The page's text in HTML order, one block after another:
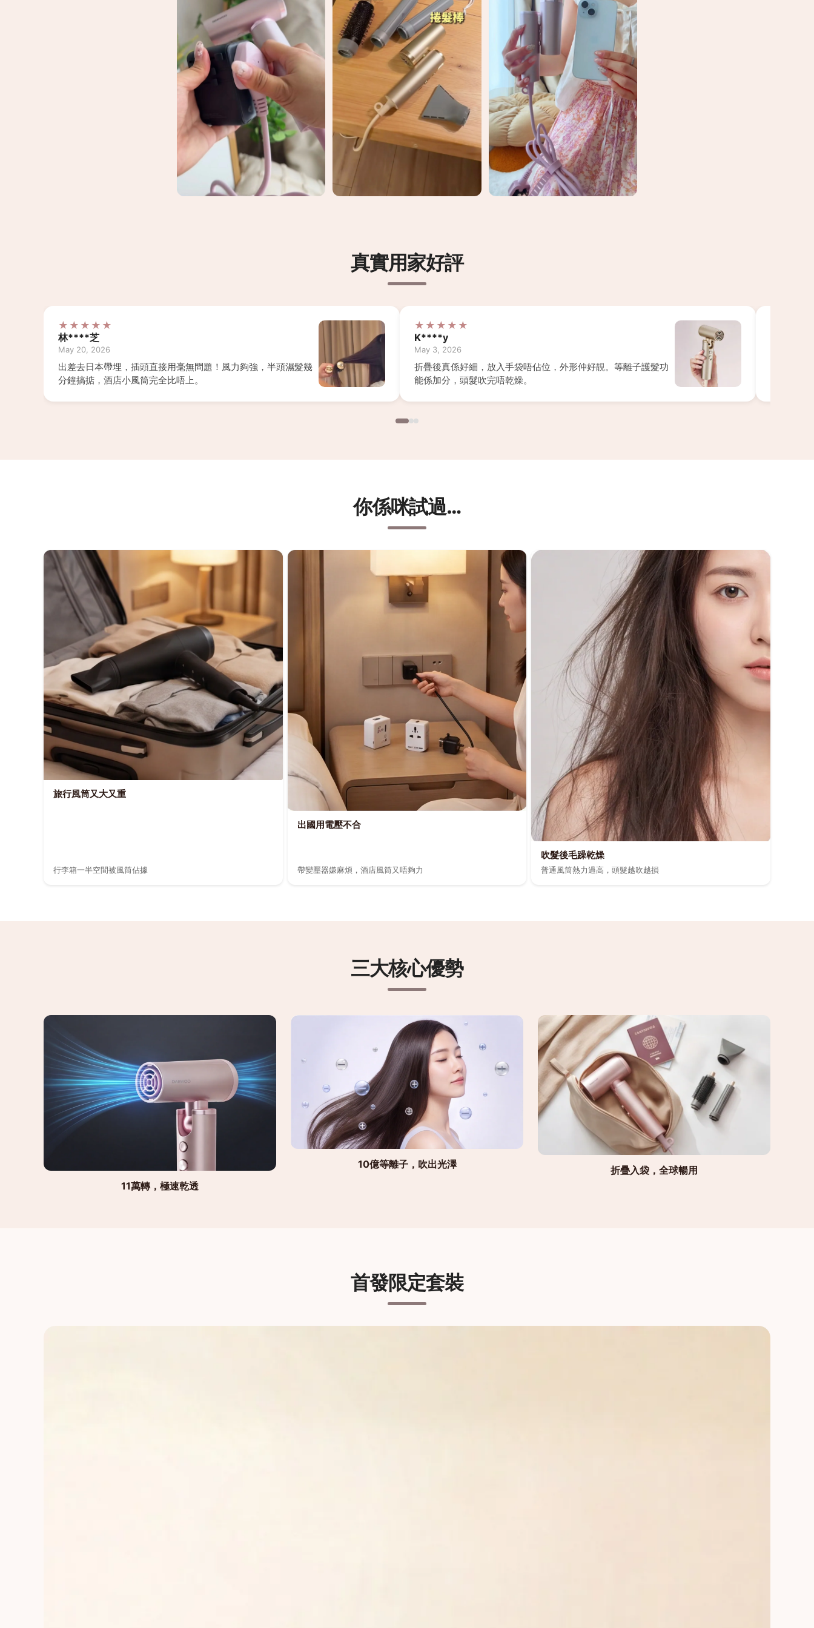
真實用家好評
★★★★★
林****芝
May 20, 2026
出差去日本帶埋，插頭直接用毫無問題！風力夠強，半頭濕髮幾
分鐘搞掂，酒店小風筒完全比唔上。
★★★★★
K****y
May 3, 2026
折疊後真係好細，放入手袋唔佔位，外形仲好靚。等離子護髮功
能係加分，頭髮吹完唔乾燥。
你係咪試過…
旅行風筒又大又重
行李箱一半空間被風筒佔據
出國用電壓不合
帶變壓器嫌麻煩，酒店風筒又唔夠力
吹髮後毛躁乾燥
普通風筒熱力過高，頭髮越吹越損
三大核心優勢
11萬轉，極速乾透
10億等離子，吹出光澤
折疊入袋，全球暢用
首發限定套裝